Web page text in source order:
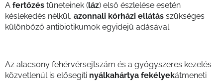
A fertőzés tüneteinek (láz) első észlelése esetén
késlekedés nélkül, azonnali kórházi ellátás szükséges
különböző antibiotikumok egyidejű adásával.
Az alacsony fehérvérsejtszám és a gyógyszeres kezelés
közvetlenül is elősegíti nyálkahártya fekélyekátmeneti